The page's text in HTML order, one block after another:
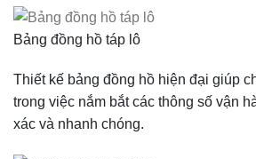
Bảng đồng hồ táp lô
Thiết kế bảng đồng hồ hiện đại giúp
trong việc nắm bắt các thông số vận
xác và nhanh chóng.